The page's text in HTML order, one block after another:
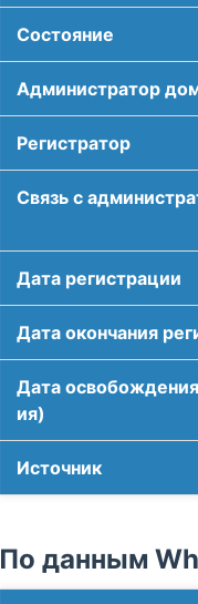
Соcтояние
Администратор
Регистратор
Связь с
Дата регистрации
Дата окончания
Дата
ия)
Источник
По данным